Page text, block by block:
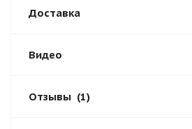
Доставка
Видео
Отзывы (1)